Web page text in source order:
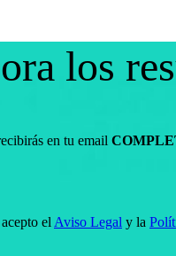
los
en tu email
el Aviso Legal y la